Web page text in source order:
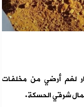
لغم أرضي من مخلفات
شرقي الحسكة.